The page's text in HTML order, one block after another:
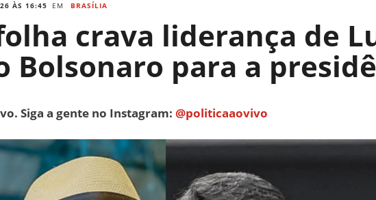
ÀS 16:45 EM BRASÍLIA
crava liderança de
Bolsonaro para a
Siga a gente no Instagram: @politicaaovivo